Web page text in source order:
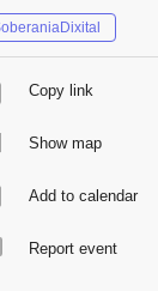
Copy link
Show map
Add to calendar
Report event